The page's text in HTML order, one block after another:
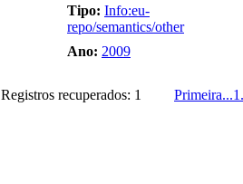
Tipo: Info:eu-
repo/semantics/other
Ano: 2009
Registros recuperados: 1 Primeira...1